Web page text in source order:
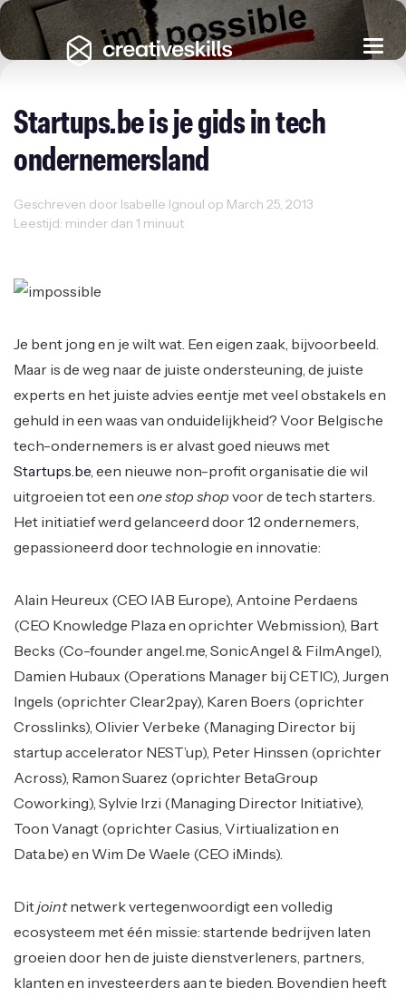
Startups.be is je gids in tech
ondernemersland
Geschreven door Isabelle Ignoul op March 25, 2013
Leestijd: minder dan 1 minuut
Je bent jong en je wilt wat. Een eigen zaak, bijvoorbeeld.
Maar is de weg naar de juiste ondersteuning, de juiste
experts en het juiste advies eentje met veel obstakels en
gehuld in een waas van onduidelijkheid? Voor Belgische
tech-ondernemers is er alvast goed nieuws met
Startups.be , een nieuwe non-profit organisatie die wil
uitgroeien tot een one stop shop voor de tech starters.
Het initiatief werd gelanceerd door 12 ondernemers,
gepassioneerd door technologie en innovatie:
Alain Heureux (CEO IAB Europe), Antoine Perdaens
(CEO Knowledge Plaza en oprichter Webmission), Bart
Becks (Co-founder angel.me, SonicAngel & FilmAngel),
Damien Hubaux (Operations Manager bij CETIC), Jurgen
Ingels (oprichter Clear2pay), Karen Boers (oprichter
Crosslinks), Olivier Verbeke (Managing Director bij
startup accelerator NEST’up), Peter Hinssen (oprichter
Across), Ramon Suarez (oprichter BetaGroup
Coworking), Sylvie Irzi (Managing Director Initiative),
Toon Vanagt (oprichter Casius, Virtiualization en
Data.be) en Wim De Waele (CEO iMinds).
Ditjointnetwerk vertegenwoordigt een volledig
ecosysteem met één missie: startende bedrijven laten
groeien door hen de juiste dienstverleners, partners,
klanten en investeerders aan te bieden. Bovendien heeft